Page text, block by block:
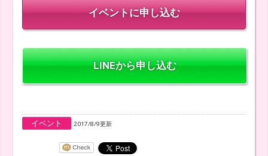
LINEから申し込む
イベント 2017/8/9更新